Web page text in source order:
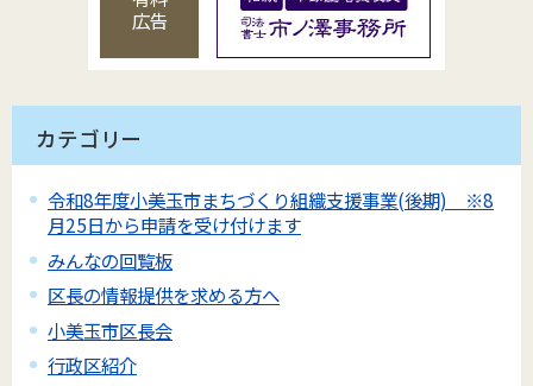
広告
カテゴリー
令和8年度小美玉市まちづくり組織支援事業(後期) ※8
月25日から申請を受け付けます
みんなの回覧板
区長の情報提供を求める方へ
小美玉市区長会
行政区紹介